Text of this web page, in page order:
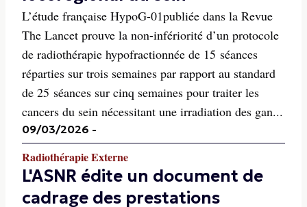
L’étude française HypoG-01publiée dans la Revue
The Lancet prouve la non-infériorité d’un protocole
de radiothérapie hypofractionnée de 15 séances
réparties sur trois semaines par rapport au standard
de 25 séances sur cinq semaines pour traiter les
cancers du sein nécessitant une irradiation des gan...
09/03/2026 -
Radiothérapie Externe
L'ASNR édite un document de
cadrage des prestations